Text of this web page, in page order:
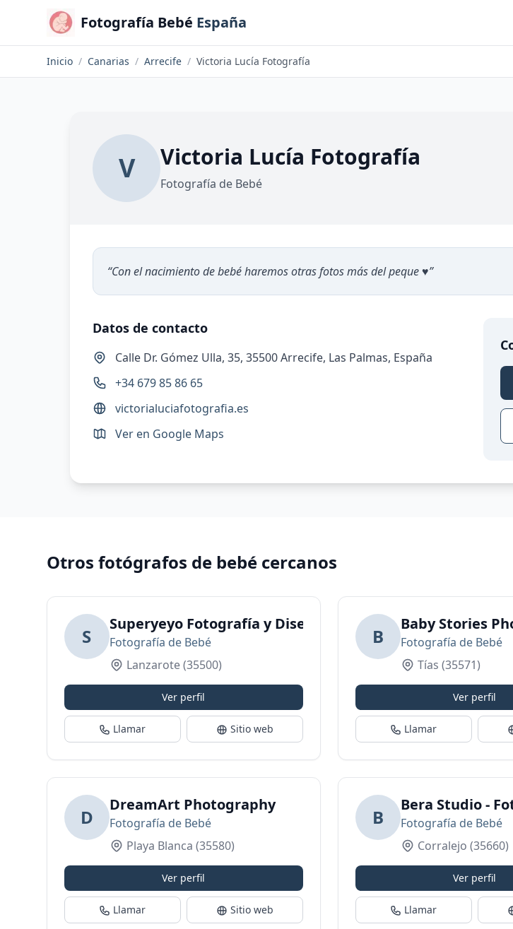
Fotografía Bebé España
Inicio / Canarias / Arrecife / Victoria Lucía Fotografía
V Victoria Lucía Fotografía
Fotografía de Bebé
“Con el nacimiento de bebé haremos otras fotos más del peque ♥️”
Datos de contacto
Calle Dr. Gómez Ulla, 35, 35500 Arrecife, Las Palmas, España
+34 679 85 86 65
victorialuciafotografia.es
Ver en Google Maps
Otros fotógrafos de bebé cercanos
S
Superyeyo Fotografía y Diseño Gráfico
Fotografía de Bebé
Lanzarote(35500)
Ver perfil
Llamar Sitio web
B
Baby Stories
Fotografía de Bebé
Tías (35571)
Ver perfil
Llamar
D
DreamArt Photography
Fotografía de Bebé
Playa Blanca (35580)
Ver perfil
Llamar Sitio web
B
Bera Studio -
Fotografía de Bebé
Corralejo (35660)
Ver perfil
Llamar